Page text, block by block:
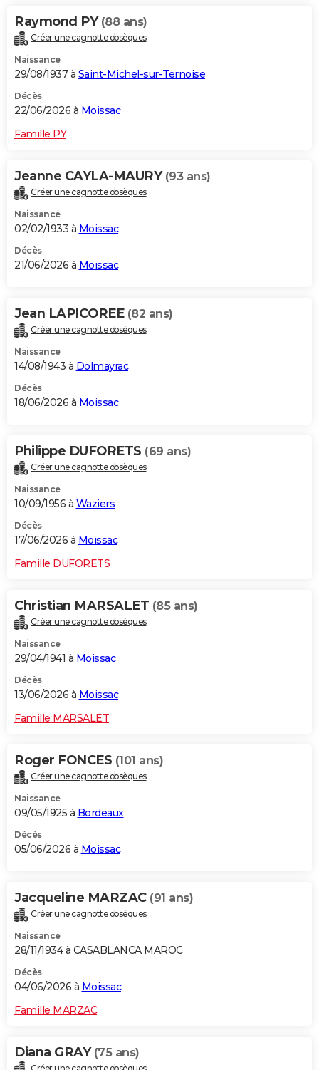
Raymond PY (88 ans)
Créer une cagnotte obsèques
Naissance
29/08/1937 à Saint-Michel-sur-Ternoise
Décès
22/06/2026 à Moissac
Famille PY
Jeanne CAYLA-MAURY (93 ans)
Créer une cagnotte obsèques
Naissance
02/02/1933 à Moissac
Décès
21/06/2026 à Moissac
Jean LAPICOREE (82 ans)
Créer une cagnotte obsèques
Naissance
14/08/1943 à Dolmayrac
Décès
18/06/2026 à Moissac
Philippe DUFORETS (69 ans)
Créer une cagnotte obsèques
Naissance
10/09/1956 à Waziers
Décès
17/06/2026 à Moissac
Famille DUFORETS
Christian MARSALET (85 ans)
Créer une cagnotte obsèques
Naissance
29/04/1941 à Moissac
Décès
13/06/2026 à Moissac
Famille MARSALET
Roger FONCES (101 ans)
Créer une cagnotte obsèques
Naissance
09/05/1925 à Bordeaux
Décès
05/06/2026 à Moissac
Jacqueline MARZAC (91 ans)
Créer une cagnotte obsèques
Naissance
28/11/1934 à CASABLANCA MAROC
Décès
04/06/2026 à Moissac
Famille MARZAC
Diana GRAY (75 ans)